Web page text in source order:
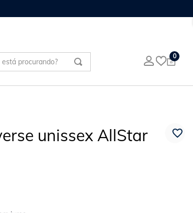
procurando? 0
unissex AllStar